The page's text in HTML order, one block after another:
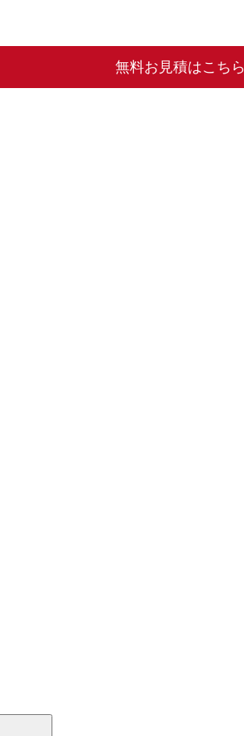
無料お見積はこちら